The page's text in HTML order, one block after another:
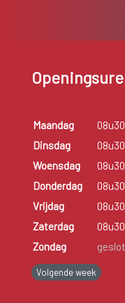
Maandag 08u30
Dinsdag
08u30
Woensdag
08u30
Donderdag
08u30
Vrijdag
08u30
Zaterdag
08u30
Zondag
Volgende week